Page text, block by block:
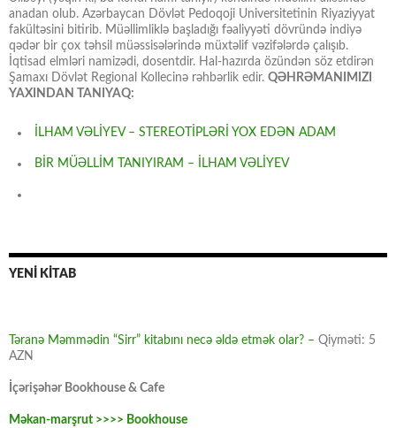
anadan olub. Azərbaycan Dövlət Pedoqoji Universitetinin Riyaziyyat
fakültəsini bitirib. Müəllimliklə başladığı fəaliyyəti dövründə indiyə
qədər bir çox təhsil müəssisələrində müxtəlif vəzifələrdə çalışıb.
İqtisad elmləri namizədi, dosentdir. Hal-hazırda özündən söz etdirən
Şamaxı Dövlət Regional Kollecinə rəhbərlik edir. QƏHRƏMANIMIZI
YAXINDAN TANIYAQ:
İLHAM VƏLİYEV – STEREOTİPLƏRİ YOX EDƏN ADAM
BİR MÜƏLLİM TANIYIRAM – İLHAM VƏLİYEV
YENİ KİTAB
Təranə Məmmədin “Sirr” kitabını necə əldə etmək olar? – Qiyməti: 5
AZN
İçərişəhər Bookhouse & Cafe
Məkan-marşrut >>>> Bookhouse